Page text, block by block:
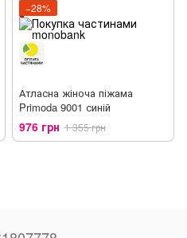
−28%
Атласна жіноча піжама
Primoda 9001 синій
976 грн 1 355 грн